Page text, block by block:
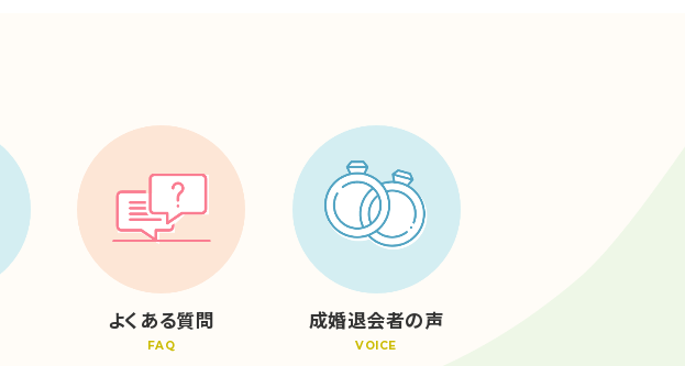
よくある質問
FAQ
成婚退会者の声
VOICE